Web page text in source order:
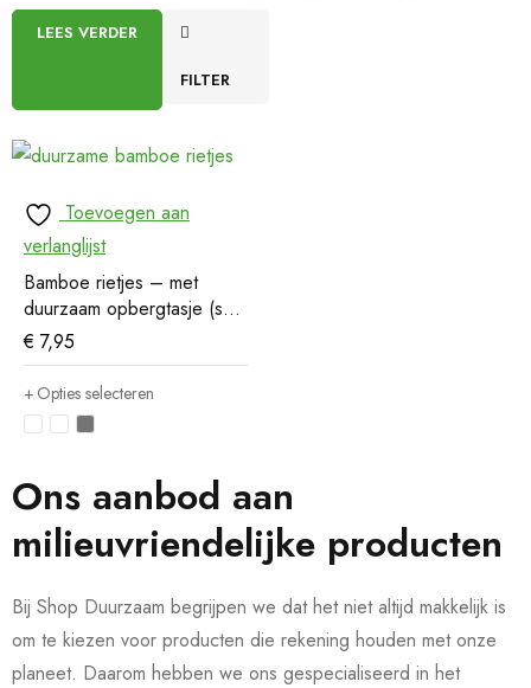
FILTER
LEES VERDER
Toevoegen aan
verlanglijst
Bamboe rietjes – met
duurzaam opbergtasje (set
van 6)
€ 7,95
Opties selecteren
Ons aanbod aan
milieuvriendelijke producten
Bij Shop Duurzaam begrijpen we dat het niet altijd makkelijk is
om te kiezen voor producten die rekening houden met onze
planeet. Daarom hebben we ons gespecialiseerd in het